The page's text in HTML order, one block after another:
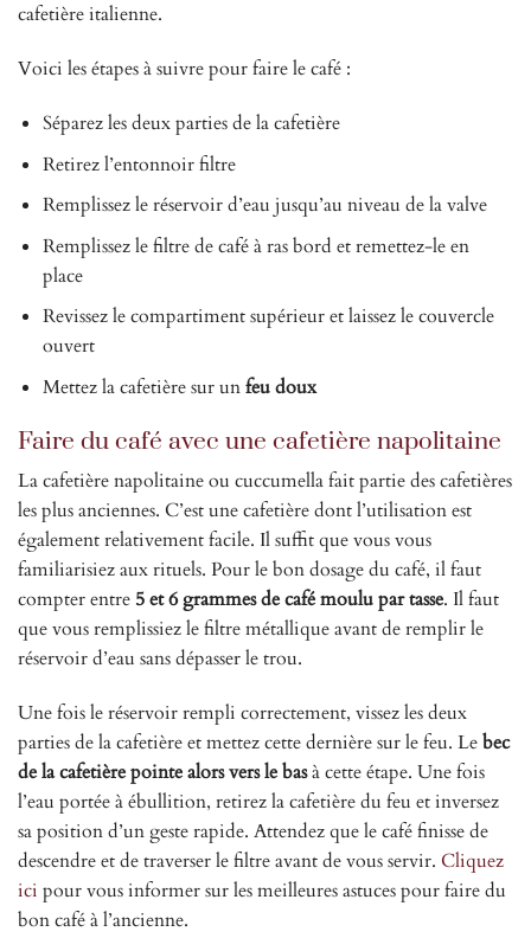
cafetière italienne.
Voici les étapes à suivre pour faire le café :
Séparez les deux parties de la cafetière
Retirez l’entonnoir filtre
Remplissez le réservoir d’eau jusqu’au niveau de la valve
Remplissez le filtre de café à ras bord et remettez-le en
place
Revissez le compartiment supérieur et laissez le couvercle
ouvert
Mettez la cafetière sur unfeu doux
Faire du café avec une cafetière napolitaine
La cafetière napolitaine ou cuccumella fait partie des cafetières
les plus anciennes. C’est une cafetière dont l’utilisation est
également relativement facile. Il suffit que vous vous
familiarisiez aux rituels. Pour le bon dosage du café, il faut
compter entre 5 et 6 grammes de café moulu par tasse. Il faut
que vous remplissiez le filtre métallique avant de remplir le
réservoir d’eau sans dépasser le trou.
Une fois le réservoir rempli correctement, vissez les deux
parties de la cafetière et mettez cette dernière sur le feu. Lebec
de la cafetière pointe alors vers le basà cette étape. Une fois
l’eau portée à ébullition, retirez la cafetière du feu et inversez
sa position d’un geste rapide. Attendez que le café finisse de
descendre et de traverser le filtre avant de vous servir. Cliquez
ici pour vous informer sur les meilleures astuces pour faire du
bon café à l’ancienne.